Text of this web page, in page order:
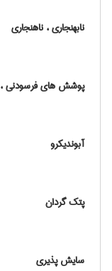
نابهنجاری ، ناهنجاری
پوشش های فرسودنی
آبوندیکرو
پتک گردان
سایش پذیری